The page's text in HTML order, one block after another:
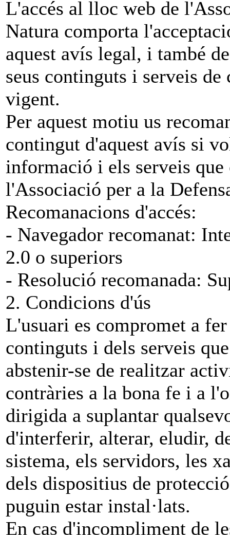
L'accés al lloc web de
Natura comporta
aquest avís legal, i també
seus continguts i serveis
vigent.
Per aquest motiu us
contingut d'aquest avís si
informació i els serveis
l'Associació per a la
Recomanacions d'accés:
- Navegador recomanat:
2.0 o superiors
- Resolució recomanada:
2. Condicions d'ús
L'usuari es compromet a
continguts i dels serveis
abstenir-se de realitzar
contràries a la bona fe i a
dirigida a suplantar
d'interferir, alterar, eludir,
sistema, els servidors, les
dels dispositius de
puguin estar instal·lats.
En cas d'incompliment de